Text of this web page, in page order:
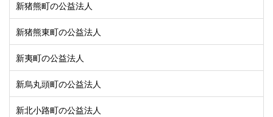
新猪熊町の公益法人
新猪熊東町の公益法人
新夷町の公益法人
新烏丸頭町の公益法人
新北小路町の公益法人